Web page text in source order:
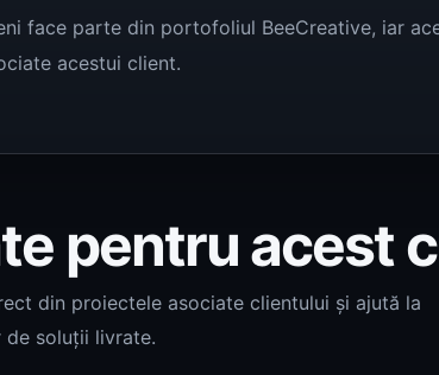
face parte din portofoliul BeeCreative, iar
acestui client.
pentru acest
din proiectele asociate clientului și ajută la
soluții livrate.